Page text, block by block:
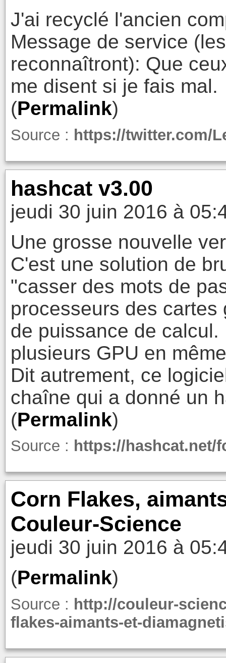
J'ai recyclé l'ancien
Message de service
reconnaîtront): Que
me disent si je fais mal.
(Permalink)
Source : https://twitter.com/
hashcat v3.00
jeudi 30 juin 2016 à
Une grosse nouvelle
C'est une solution de
"casser des mots de
processeurs des
de puissance de
plusieurs GPU en
Dit autrement, ce
chaîne qui a donné un
(Permalink)
Source : https://hashcat.net/
Corn Flakes,
Couleur-Science
jeudi 30 juin 2016 à
(Permalink)
Source : http://couleur-
flakes-aimants-et-